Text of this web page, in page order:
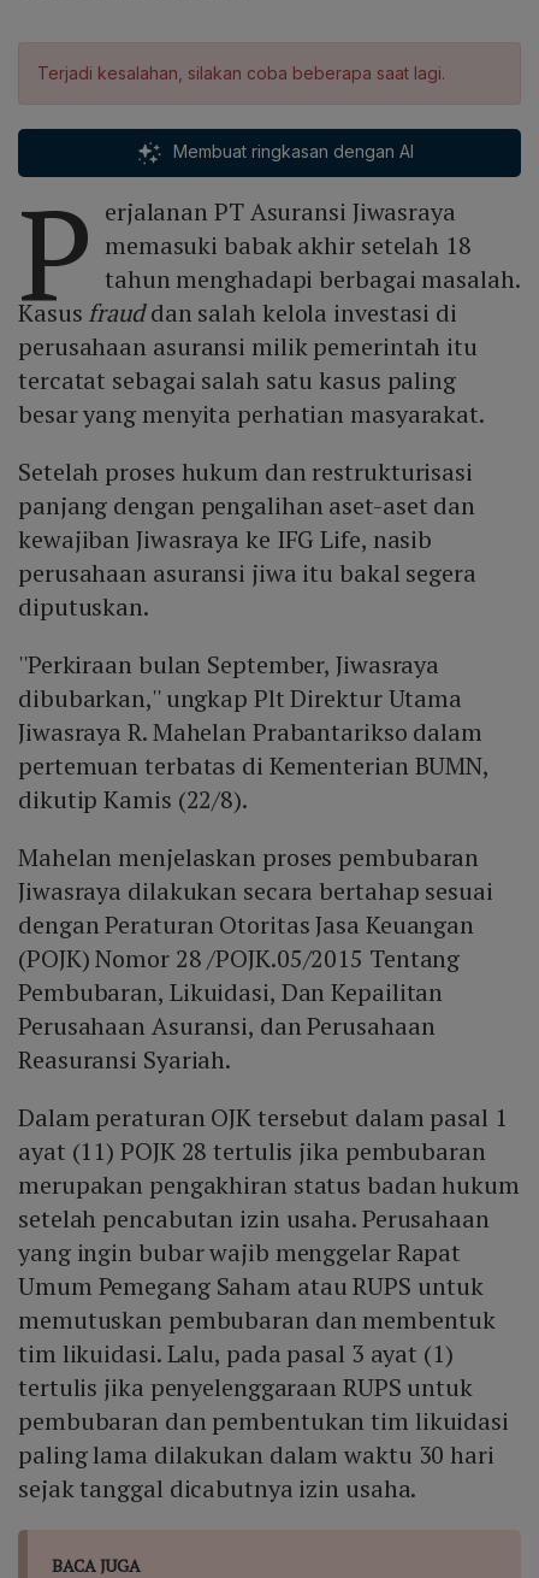
Terjadi kesalahan, silakan coba beberapa saat lagi.
Membuat ringkasan dengan AI
P erjalanan PT Asuransi Jiwasraya
memasuki babak akhir setelah 18
tahun menghadapi berbagai masalah.
Kasus frauddan salah kelola investasi di
perusahaan asuransi milik pemerintah itu
tercatat sebagai salah satu kasus paling
besar yang menyita perhatian masyarakat.
Setelah proses hukum dan restrukturisasi
panjang dengan pengalihan aset-aset dan
kewajiban Jiwasraya ke IFG Life, nasib
perusahaan asuransi jiwa itu bakal segera
diputuskan.
''Perkiraan bulan September, Jiwasraya
dibubarkan,'' ungkap Plt Direktur Utama
Jiwasraya R. Mahelan Prabantarikso dalam
pertemuan terbatas di Kementerian BUMN,
dikutip Kamis (22/8).
Mahelan menjelaskan proses pembubaran
Jiwasraya dilakukan secara bertahap sesuai
dengan Peraturan Otoritas Jasa Keuangan
(POJK) Nomor 28 /POJK.05/2015 Tentang
Pembubaran, Likuidasi, Dan Kepailitan
Perusahaan Asuransi, dan Perusahaan
Reasuransi Syariah.
Dalam peraturan OJK tersebut dalam pasal 1
ayat (11) POJK 28 tertulis jika pembubaran
merupakan pengakhiran status badan hukum
setelah pencabutan izin usaha. Perusahaan
yang ingin bubar wajib menggelar Rapat
Umum Pemegang Saham atau RUPS untuk
memutuskan pembubaran dan membentuk
tim likuidasi. Lalu, pada pasal 3 ayat (1)
tertulis jika penyelenggaraan RUPS untuk
pembubaran dan pembentukan tim likuidasi
paling lama dilakukan dalam waktu 30 hari
sejak tanggal dicabutnya izin usaha.
BACA JUGA